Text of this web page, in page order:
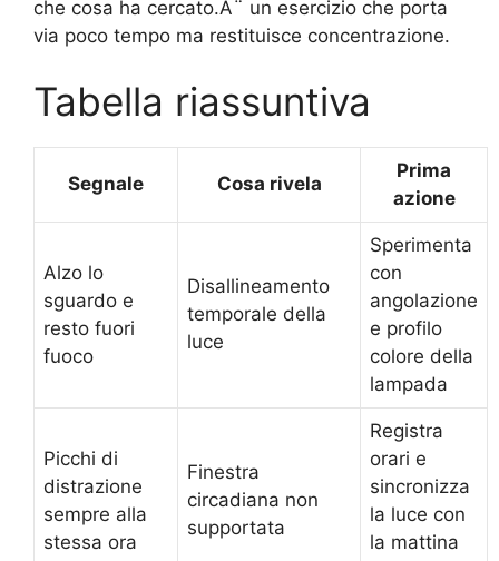
che cosa ha cercato.Ã¨ un esercizio che porta
via poco tempo ma restituisce concentrazione.
Tabella riassuntiva
Segnale Cosa rivela
Prima
azione
Alzo lo
sguardo e
resto fuori
fuoco
Disallineamento
temporale della
luce
Sperimenta
con
angolazione
e profilo
colore della
lampada
Picchi di
distrazione
sempre alla
stessa ora
Finestra
circadiana non
supportata
Registra
orari e
sincronizza
la luce con
la mattina